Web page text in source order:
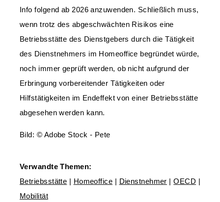
Info folgend ab 2026 anzuwenden. Schließlich muss,
wenn trotz des abgeschwächten Risikos eine
Betriebsstätte des Dienstgebers durch die Tätigkeit
des Dienstnehmers im Homeoffice begründet würde,
noch immer geprüft werden, ob nicht aufgrund der
Erbringung vorbereitender Tätigkeiten oder
Hilfstätigkeiten im Endeffekt von einer Betriebsstätte
abgesehen werden kann.
Bild: © Adobe Stock - Pete
Verwandte Themen:
Betriebsstätte | Homeoffice | Dienstnehmer |OECD |
Mobilität